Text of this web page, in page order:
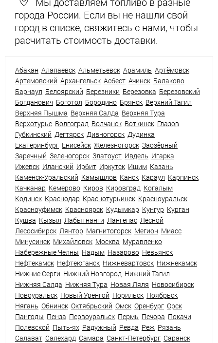
города России. Если вы не нашли свой
город в списке, свяжитесь с нами, чтобы
расчитать стоимость доставки.
Абакан Алапаевск Альметьевск Арамиль Артёмовск
Артемовский Архангельск Асбест Ачинск Балаково
Барнаул Белоярский Березники Березовка Березовский
Богданович Боготол Бородино Брянск Верхний Тагил
Верхняя Пышма Верхняя Салда Верхняя Тура
Верхотурье Волгоград Волчанск Воткинск Глазов
Губкинский Дегтярск Дивногорск Дудинка
Екатеринбург Енисейск Железногорск Заозёрный
Заречный Зеленогорск Златоуст Ивдель Игарка
Ижевск Иланский Ирбит Иркутск Ишим Казань
Каменск-Уральский Камышлов Канск Караул Карпинск
Качканар Кемерово Киров Кировград Когалым
Кодинск Краснодар Краснотурьинск Красноуральск
Красноуфимск Красноярск Кудымкар Кунгур Курган
Кушва Кызыл Лабытнанги Лангепас Лесной
Лесосибирск Лянтор Магнитогорск Мегион Миасс
Минусинск Михайловск Москва Муравленко
Набережные Челны Надым Назарово Невьянск
Нефтекамск Нефтеюганск Нижневартовск Нижнекамск
Нижние Серги Нижний Новгород Нижний Тагил
Нижняя Салда Нижняя Тура Новая Ляля Новосибирск
Новоуральск Новый Уренгой Норильск Ноябрьск
Нягань Обнинск Октябрьский Омск Оренбург Орск
Пангоды Пенза Первоуральск Пермь Печора Покачи
Полевской Пыть-ях Радужный Ревда Реж Рязань
Салават Салехард Самара Санкт-Петербург Саранск